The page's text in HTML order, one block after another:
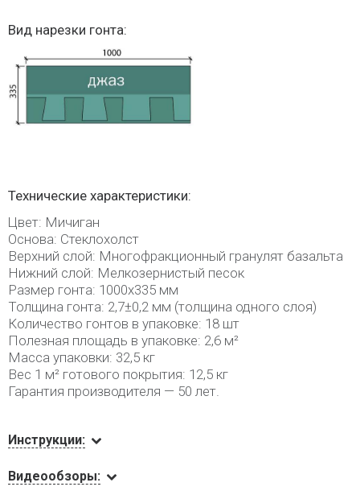
Вид нарезки гонта:
Технические характеристики:
Цвет: Мичиган
Основа: Стеклохолст
Верхний слой: Многофракционный гранулят базальта
Нижний слой: Мелкозернистый песок
Размер гонта: 1000х335 мм
Толщина гонта: 2,7±0,2 мм (толщина одного слоя)
Количество гонтов в упаковке: 18 шт
Полезная площадь в упаковке: 2,6 м²
Масса упаковки: 32,5 кг
Вес 1 м² готового покрытия: 12,5 кг
Гарантия производителя — 50 лет.
Инструкции:
Видеообзоры: